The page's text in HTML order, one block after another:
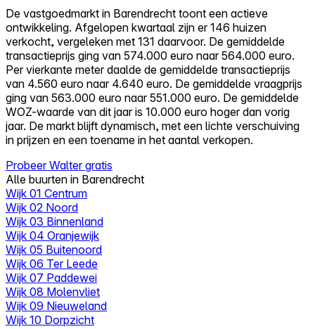
Alles-in-één
Reviews
Prijzen
Log in
Probeer Walter gratis
De vastgoedmarkt in Barendrecht toont een actieve
ontwikkeling. Afgelopen kwartaal zijn er 146 huizen
verkocht, vergeleken met 131 daarvoor. De gemiddelde
transactieprijs ging van 574.000 euro naar 564.000 euro.
Per vierkante meter daalde de gemiddelde transactieprijs
van 4.560 euro naar 4.640 euro. De gemiddelde vraagprijs
ging van 563.000 euro naar 551.000 euro. De gemiddelde
WOZ-waarde van dit jaar is 10.000 euro hoger dan vorig
jaar. De markt blijft dynamisch, met een lichte verschuiving
in prijzen en een toename in het aantal verkopen.
Probeer Walter gratis
Alle buurten in Barendrecht
Wijk 01 Centrum
Wijk 02 Noord
Wijk 03 Binnenland
Wijk 04 Oranjewijk
Wijk 05 Buitenoord
Wijk 06 Ter Leede
Wijk 07 Paddewei
Wijk 08 Molenvliet
Wijk 09 Nieuweland
Wijk 10 Dorpzicht